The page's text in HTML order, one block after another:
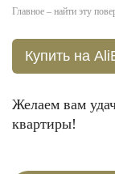
Главное – найти эту
Купить на
Желаем вам
квартиры!